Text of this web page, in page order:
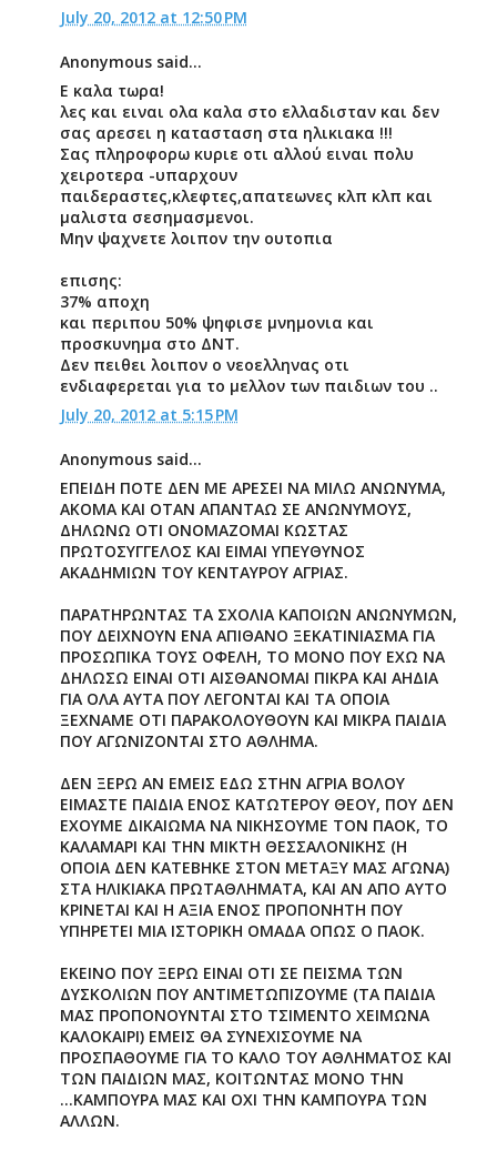
July 20, 2012 at 12:50 PM
Anonymous said...
Ε καλα τωρα!
λες και ειναι ολα καλα στο ελλαδισταν και δεν
σας αρεσει η κατασταση στα ηλικιακα !!!
Σας πληροφορω κυριε οτι αλλού ειναι πολυ
χειροτερα -υπαρχουν
παιδεραστες,κλεφτες,απατεωνες κλπ κλπ και
μαλιστα σεσημασμενοι.
Μην ψαχνετε λοιπον την ουτοπια
επισης:
37% αποχη
και περιπου 50% ψηφισε μνημονια και
προσκυνημα στο ΔΝΤ.
Δεν πειθει λοιπον ο νεοελληνας οτι
ενδιαφερεται για το μελλον των παιδιων του ..
July 20, 2012 at 5:15 PM
Anonymous said...
ΕΠΕΙΔΗ ΠΟΤΕ ΔΕΝ ΜΕ ΑΡΕΣΕΙ ΝΑ ΜΙΛΩ ΑΝΩΝΥΜΑ,
ΑΚΟΜΑ ΚΑΙ ΟΤΑΝ ΑΠΑΝΤΑΩ ΣΕ ΑΝΩΝΥΜΟΥΣ,
ΔΗΛΩΝΩ ΟΤΙ ΟΝΟΜΑΖΟΜΑΙ ΚΩΣΤΑΣ
ΠΡΩΤΟΣΥΓΓΕΛΟΣ ΚΑΙ ΕΙΜΑΙ ΥΠΕΥΘΥΝΟΣ
ΑΚΑΔΗΜΙΩΝ ΤΟΥ ΚΕΝΤΑΥΡΟΥ ΑΓΡΙΑΣ.
ΠΑΡΑΤΗΡΩΝΤΑΣ ΤΑ ΣΧΟΛΙΑ ΚΑΠΟΙΩΝ ΑΝΩΝΥΜΩΝ,
ΠΟΥ ΔΕΙΧΝΟΥΝ ΕΝΑ ΑΠΙΘΑΝΟ ΞΕΚΑΤΙΝΙΑΣΜΑ ΓΙΑ
ΠΡΟΣΩΠΙΚΑ ΤΟΥΣ ΟΦΕΛΗ, ΤΟ ΜΟΝΟ ΠΟΥ ΕΧΩ ΝΑ
ΔΗΛΩΣΩ ΕΙΝΑΙ ΟΤΙ ΑΙΣΘΑΝΟΜΑΙ ΠΙΚΡΑ ΚΑΙ ΑΗΔΙΑ
ΓΙΑ ΟΛΑ ΑΥΤΑ ΠΟΥ ΛΕΓΟΝΤΑΙ ΚΑΙ ΤΑ ΟΠΟΙΑ
ΞΕΧΝΑΜΕ ΟΤΙ ΠΑΡΑΚΟΛΟΥΘΟΥΝ ΚΑΙ ΜΙΚΡΑ ΠΑΙΔΙΑ
ΠΟΥ ΑΓΩΝΙΖΟΝΤΑΙ ΣΤΟ ΑΘΛΗΜΑ.
ΔΕΝ ΞΕΡΩ ΑΝ ΕΜΕΙΣ ΕΔΩ ΣΤΗΝ ΑΓΡΙΑ ΒΟΛΟΥ
ΕΙΜΑΣΤΕ ΠΑΙΔΙΑ ΕΝΟΣ ΚΑΤΩΤΕΡΟΥ ΘΕΟΥ, ΠΟΥ ΔΕΝ
ΕΧΟΥΜΕ ΔΙΚΑΙΩΜΑ ΝΑ ΝΙΚΗΣΟΥΜΕ ΤΟΝ ΠΑΟΚ, ΤΟ
ΚΑΛΑΜΑΡΙ ΚΑΙ ΤΗΝ ΜΙΚΤΗ ΘΕΣΣΑΛΟΝΙΚΗΣ (Η
ΟΠΟΙΑ ΔΕΝ ΚΑΤΕΒΗΚΕ ΣΤΟΝ ΜΕΤΑΞΥ ΜΑΣ ΑΓΩΝΑ)
ΣΤΑ ΗΛΙΚΙΑΚΑ ΠΡΩΤΑΘΛΗΜΑΤΑ, ΚΑΙ ΑΝ ΑΠΟ ΑΥΤΟ
ΚΡΙΝΕΤΑΙ ΚΑΙ Η ΑΞΙΑ ΕΝΟΣ ΠΡΟΠΟΝΗΤΗ ΠΟΥ
ΥΠΗΡΕΤΕΙ ΜΙΑ ΙΣΤΟΡΙΚΗ ΟΜΑΔΑ ΟΠΩΣ Ο ΠΑΟΚ.
ΕΚΕΙΝΟ ΠΟΥ ΞΕΡΩ ΕΙΝΑΙ ΟΤΙ ΣΕ ΠΕΙΣΜΑ ΤΩΝ
ΔΥΣΚΟΛΙΩΝ ΠΟΥ ΑΝΤΙΜΕΤΩΠΙΖΟΥΜΕ (ΤΑ ΠΑΙΔΙΑ
ΜΑΣ ΠΡΟΠΟΝΟΥΝΤΑΙ ΣΤΟ ΤΣΙΜΕΝΤΟ ΧΕΙΜΩΝΑ
ΚΑΛΟΚΑΙΡΙ) ΕΜΕΙΣ ΘΑ ΣΥΝΕΧΙΣΟΥΜΕ ΝΑ
ΠΡΟΣΠΑΘΟΥΜΕ ΓΙΑ ΤΟ ΚΑΛΟ ΤΟΥ ΑΘΛΗΜΑΤΟΣ ΚΑΙ
ΤΩΝ ΠΑΙΔΙΩΝ ΜΑΣ, ΚΟΙΤΩΝΤΑΣ ΜΟΝΟ ΤΗΝ
...ΚΑΜΠΟΥΡΑ ΜΑΣ ΚΑΙ ΟΧΙ ΤΗΝ ΚΑΜΠΟΥΡΑ ΤΩΝ
ΑΛΛΩΝ.